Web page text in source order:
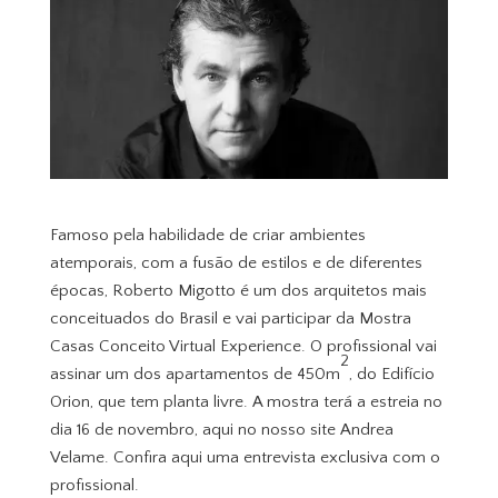
Famoso pela habilidade de criar ambientes
atemporais, com a fusão de estilos e de diferentes
épocas, Roberto Migotto é um dos arquitetos mais
conceituados do Brasil e vai participar da Mostra
Casas Conceito Virtual Experience. O profissional vai
assinar um dos apartamentos de 450m
2
, do Edifício
Orion, que tem planta livre. A mostra terá a estreia no
dia 16 de novembro, aqui no nosso site Andrea
Velame. Confira aqui uma entrevista exclusiva com o
profissional.